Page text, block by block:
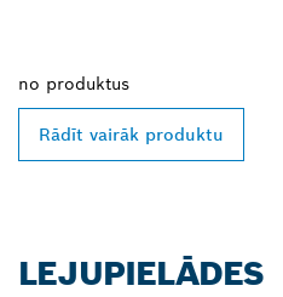
no produktus
Rādīt vairāk produktu
LEJUPIELĀDES